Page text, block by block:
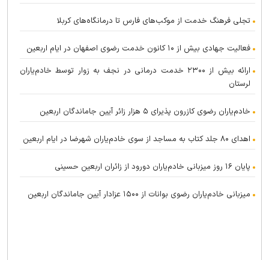
تجلی فرهنگ خدمت از موکب‌های فارس تا درمانگاه‌های کربلا
فعالیت جهادی بیش از ۱۰ کانون خدمت رضوی اصفهان در ایام اربعین
ارائه بیش از ۲۳۰۰ خدمت درمانی در نجف به زوار توسط خادم‌یاران
لرستان
خادم‌یاران رضوی کازرون پذیرای ۵ هزار زائر آیین جاماندگان اربعین
اهدای ۸۰ جلد کتاب به مساجد از سوی خادم‌یاران شهرضا در ایام اربعین
پایان ۱۶ روز میزبانی خادم‌یاران دورود از زائران اربعین حسینی
میزبانی خادم‌یاران رضوی بوانات از ۱۵۰۰ عزادار آیین جاماندگان اربعین